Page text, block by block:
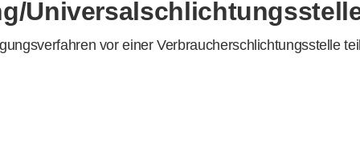
vor einer Verbraucherschlichtungsstelle